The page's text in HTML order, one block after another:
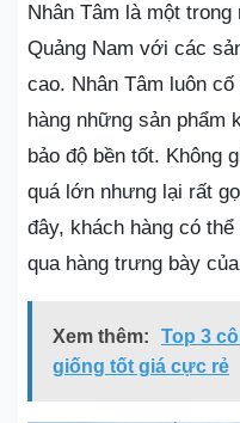
Nhân Tâm là một
Quảng Nam với các
cao. Nhân Tâm luôn
hàng những sản phẩm
bảo độ bền tốt. Không
quá lớn nhưng lại rất
đây, khách hàng có
qua hàng trưng bày
Xem thêm:
Top 3
giống tốt giá cực rẻ